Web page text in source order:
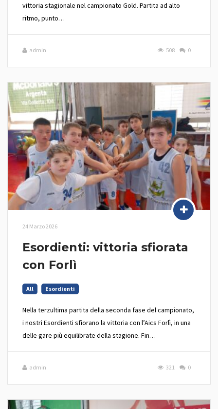
vittoria stagionale nel campionato Gold. Partita ad alto
ritmo, punto…
admin 0
508
24 Marzo 2026
Esordienti: vittoria sfiorata
con Forlì
All Esordienti
Nella terzultima partita della seconda fase del campionato,
i nostri Esordienti sfiorano la vittoria con l’Aics Forlì, in una
delle gare più equilibrate della stagione. Fin…
admin 0
321